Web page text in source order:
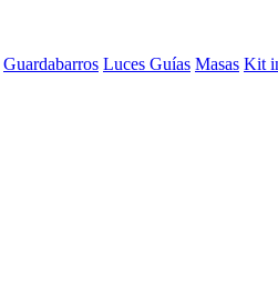
Guardabarros Luces Guías Masas Kit